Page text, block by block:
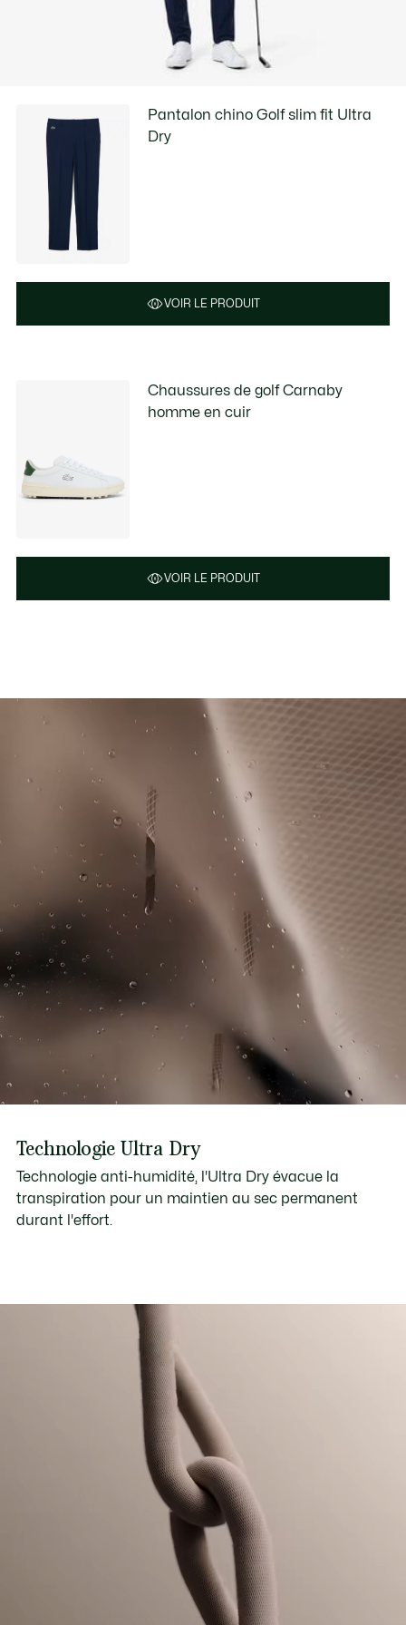
Pantalon chino Golf slim fit Ultra
Dry
VOIR LE PRODUIT
Chaussures de golf Carnaby
homme en cuir
VOIR LE PRODUIT
Technologie Ultra Dry
Technologie anti-humidité, l'Ultra Dry évacue la
transpiration pour un maintien au sec permanent
durant l'effort.